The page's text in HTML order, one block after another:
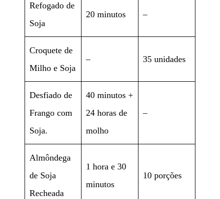
Refogado de
Soja
20 minutos –
Croquete de
Milho e Soja
– 35 unidades
Desfiado de
Frango com
Soja.
40 minutos +
24 horas de
molho
–
Almôndega
de Soja
Recheada
1 hora e 30
minutos
10 porções